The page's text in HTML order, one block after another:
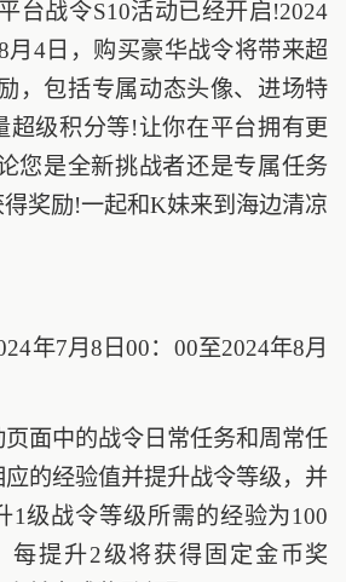
战令S10活动已经开启!2024
月4日，购买豪华战令将带来超
，包括专属动态头像、进场特
超级积分等!让你在平台拥有更
您是全新挑战者还是专属任务
奖励!一起和K妹来到海边清凉
7月8日00：00至2024年8月
中的战令日常任务和周常任
的经验值并提升战令等级，并
1级战令等级所需的经验为100
每提升2级将获得固定金币奖